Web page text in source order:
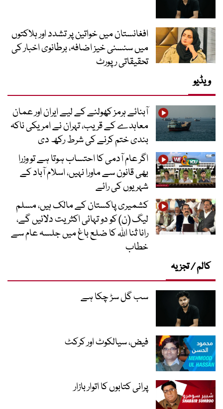
افغانستان میں خواتین پر تشدد اور ہلاکتوں
میں سنسنی خیز اضافہ، برطانوی اخبار کی
تحقیقاتی رپورٹ
ویڈیو
آبنائے ہرمز کھولنے کے لیے ایران اور عمان
معاہدے کے قریب، تہران نے امریکی ناکہ
بندی ختم کرنے کی شرط رکھ دی
اگر عام آدمی کا احتساب ہوتا ہے تو وزرا
بھی قانون سے ماورا نہیں، اسلام آباد کے
شہریوں کی رائے
کشمیری پاکستان کے مالک ہیں، مسلم
لیگ (ن) کو دو تہائی اکثریت دلائیں گے،
رانا ثنا اللہ کا ضلع باغ میں جلسہ عام سے
خطاب
کالم / تجزیہ
سب گل سڑ چکا ہے
فیض، سیالکوٹ اور کرکٹ
پرانی کتابوں کا اتوار بازار